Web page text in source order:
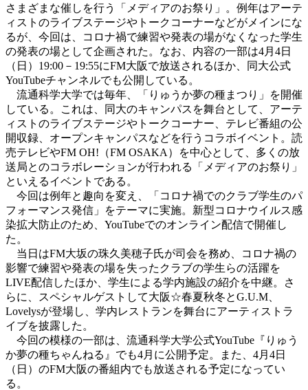
さまざまな催しを行う「メディアのお祭り」。例年はアーテ
ィストのライブステージやトークコーナーなどがメインにな
るが、今回は、コロナ禍で練習や発表の場がなくなった学生
の発表の場として企画された。なお、内容の一部は4月4日
（日）19:00－19:55にFM大阪で放送されるほか、同大公式
YouTubeチャンネルでも公開している。
流通科学大学では毎年、「りゅうか夢の種まつり」を開催
している。これは、同大のキャンパスを舞台として、アーテ
ィストのライブステージやトークコーナー、テレビ番組の公
開収録、オープンキャンパスなどを行うコラボイベント。読
売テレビやFM OH!（FM OSAKA）を中心として、多くの放
送局とのコラボレーションが行われる「メディアのお祭り」
といえるイベントである。
今回は例年と趣向を変え、「コロナ禍でのクラブ学生のパ
フォーマンス発信」をテーマに実施。新型コロナウイルス感
染拡大防止のため、YouTubeでのオンライン配信で開催し
た。
当日はFM大坂の珠久美穂子氏が司会を務め、コロナ禍の
影響で練習や発表の場を失ったクラブの学生らの活躍を
LIVE配信したほか、学生による学内施設の紹介を中継。さ
らに、スペシャルゲストして大阪☆春夏秋冬とG.U.M、
Lovelysが登場し、学内レストランを舞台にアーティストラ
イブを披露した。
今回の模様の一部は、流通科学大学公式YouTube『りゅう
か夢の種ちゃんねる』でも4月に公開予定。また、4月4日
（日）のFM大阪の番組内でも放送される予定になってい
る。